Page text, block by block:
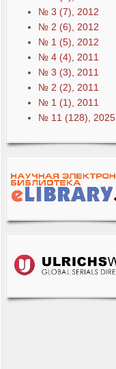
№ 3 (7), 2012
№ 2 (6), 2012
№ 1 (5), 2012
№ 4 (4), 2011
№ 3 (3), 2011
№ 2 (2), 2011
№ 1 (1), 2011
№ 11 (128), 2025